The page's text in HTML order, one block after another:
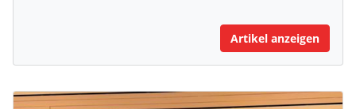
Artikel anzeigen